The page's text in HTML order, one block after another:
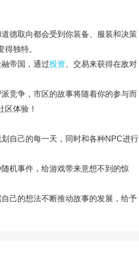
德取向都会受到你装备、服装和决策
独特。
帝国，通过投资 、交易来获得在敌对
竞争，市区的故事将随着你的参与而
区体验！
自己的每一天，同时和各种NPC进行
机事件，给游戏带来意想不到的惊
己的想法不断推动故事的发展，给予